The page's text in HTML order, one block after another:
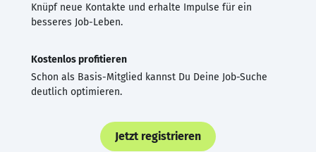
Knüpf neue Kontakte und erhalte Impulse für ein
besseres Job-Leben.
Kostenlos profitieren
Schon als Basis-Mitglied kannst Du Deine Job-Suche
deutlich optimieren.
Jetzt registrieren